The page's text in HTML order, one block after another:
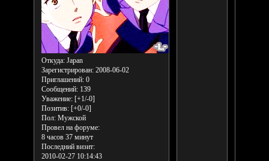
Откуда:Japan
Зарегистрирован: 2008-06-02
Приглашений:0
Сообщений:139
Уважение: [+1/-0]
Позитив: [+0/-0]
Пол:Мужской
Провел на форуме:
8 часов 37 минут
Последний визит:
2010-02-27 10:14:43